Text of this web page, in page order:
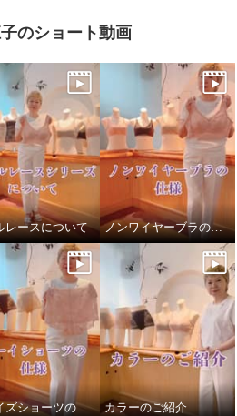
ダ
ト
のショート動画
レースについて ノンワイヤーブラの仕様
ボーイズショーツの仕様 カラーのご紹介